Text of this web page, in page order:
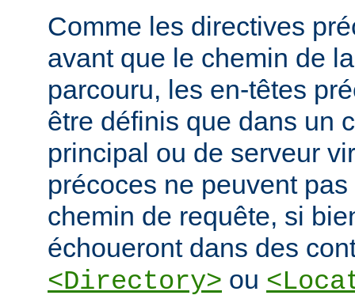
Comme les directives
avant que le chemin de
parcouru, les en-têtes
être définis que dans un
principal ou de serveur
précoces ne peuvent
chemin de requête, si
échoueront dans des
<Directory> ou